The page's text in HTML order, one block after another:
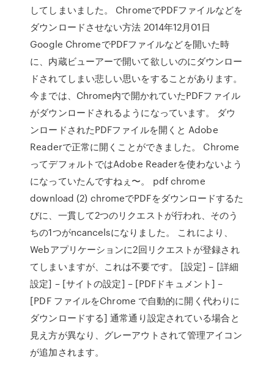
してしまいました。 ChromeでPDFファイルなどを
ダウンロードさせない方法 2014年12月01日
Google ChromeでPDFファイルなどを開いた時
に、内蔵ビューアーで開いて欲しいのにダウンロー
ドされてしまい悲しい思いをすることがあります。
今までは、Chrome内で開かれていたPDFファイル
がダウンロードされるようになっています。 ダウ
ンロードされたPDFファイルを開くと Adobe
Readerで正常に開くことができました。 Chrome
ってデフォルトではAdobe Readerを使わないよう
になっていたんですねぇ〜。 pdf chrome
download (2) chromeでPDFをダウンロードするた
びに、一貫して2つのリクエストが行われ、そのう
ちの1つがncancelsになりました。 これにより、
Webアプリケーションに2回リクエストが登録され
てしまいますが、これは不要です。 [設定] – [詳細
設定] – [サイトの設定] – [PDFドキュメント] –
[PDF ファイルをChrome で自動的に開く代わりに
ダウンロードする] 通常通り設定されている場合と
見え方が異なり、グレーアウトされて管理アイコン
が追加されます。